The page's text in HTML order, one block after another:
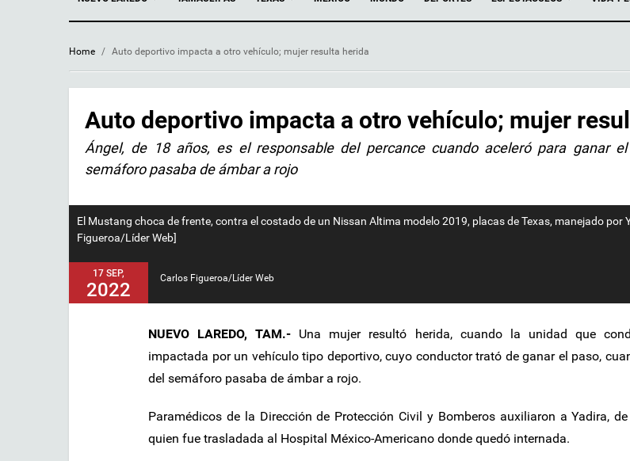
Home / Auto deportivo impacta a otro vehículo; mujer resulta herida
Auto deportivo impacta a otro vehículo; mujer
Ángel, de 18 años, es el responsable del percance cuando aceleró para ganar
semáforo pasaba de ámbar a rojo
El Mustang choca de frente, contra el costado de un Nissan Altima modelo 2019, placas de Texas, manejado por
Figueroa/Líder Web]
17 SEP,
2022
Carlos Figueroa/Líder Web
NUEVO LAREDO, TAM.- Una mujer resultó herida, cuando la unidad que
impactada por un vehículo tipo deportivo, cuyo conductor trató de ganar el paso,
del semáforo pasaba de ámbar a rojo.
Paramédicos de la Dirección de Protección Civil y Bomberos auxiliaron a Yadira,
quien fue trasladada al Hospital México-Americano donde quedó internada.